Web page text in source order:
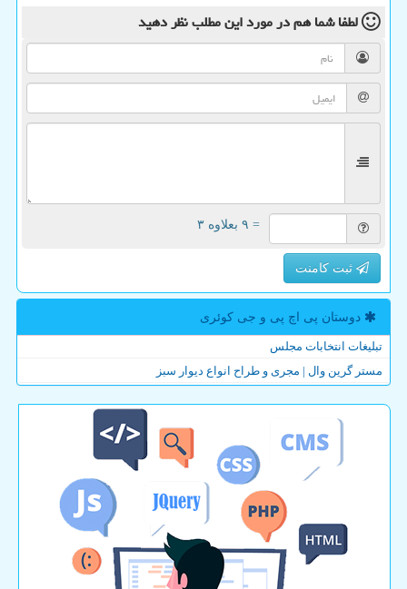
لطفا شما همدر مورد این مطلبنظر دهید
= ۹ بعلاوه ۳
ثبت کامنت
دوستان پی اچ پی و جی كوئری
تبلیغات انتخابات مجلس
مستر گرین وال | مجری و طراح انواع دیوار سبز